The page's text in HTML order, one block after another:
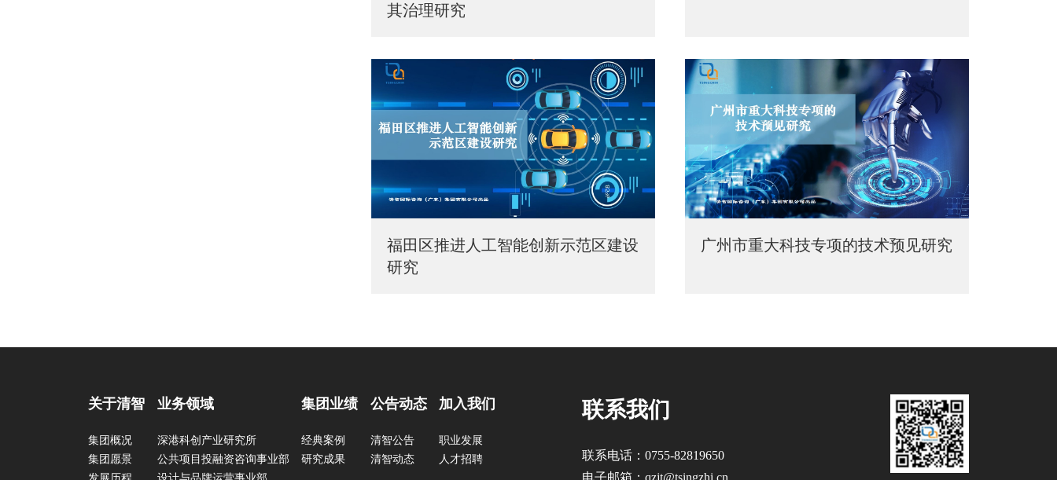
其治理研究
福田区推进人工智能创新示范区建设
研究
广州市重大科技专项的技术预见研究
关于清智
集团概况
集团愿景
业务领域
深港科创产业研究所
公共项目投融资咨询事业部
集团业绩
经典案例
研究成果
公告动态
清智公告
清智动态
加入我们
职业发展
人才招聘
联系我们
联系电话：0755-82819650
电子邮箱：qzjt@tsingzhi.cn